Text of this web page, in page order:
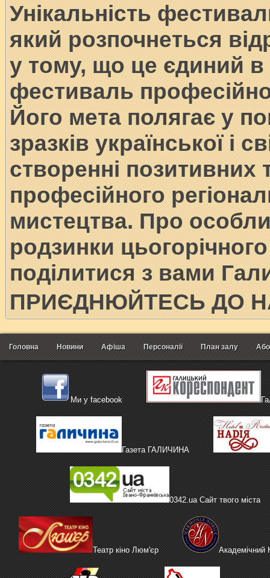
Унікальність
який розпочнеться
у тому, що це єдиний в
фестиваль
Його мета полягає у
зразків української і
створенні позитивних
професійного
мистецтва. Про
родзинки
поділитися з вами
ПРИЄДНЮЙТЕСЬ ДО
Головна Новини Афіша Персоналії План залу
Ми у facebook
Газета ГАЛИЧИНА
0342.ua Сайт твого міста
Театр кіно Люм'єр Академічний